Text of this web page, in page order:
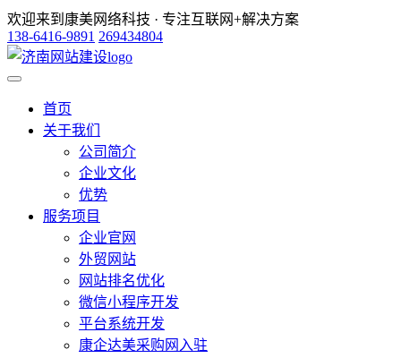
欢迎来到康美网络科技 · 专注互联网+解决方案
138-6416-9891 269434804
首页
关于我们
公司简介
企业文化
优势
服务项目
企业官网
外贸网站
网站排名优化
微信小程序开发
平台系统开发
康企达美采购网入驻